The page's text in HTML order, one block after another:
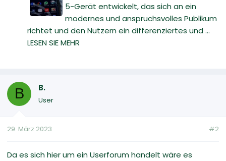
5-Gerät entwickelt, das sich an ein
modernes und anspruchsvolles Publikum
richtet und den Nutzern ein differenziertes und ...
LESEN SIE MEHR
B B.
User
29. März 2023 #2
Da es sich hier um ein Userforum handelt wäre es